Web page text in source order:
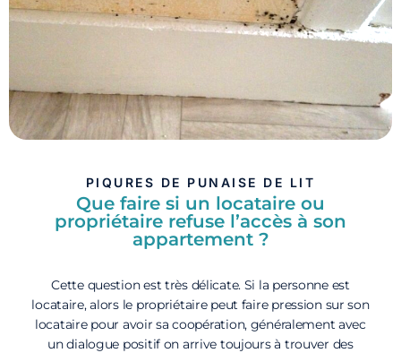
PIQURES DE PUNAISE DE LIT
Que faire si un locataire ou
propriétaire refuse l’accès à son
appartement ?
Cette question est très délicate. Si la personne est
locataire, alors le propriétaire peut faire pression sur son
locataire pour avoir sa coopération, généralement avec
un dialogue positif on arrive toujours à trouver des